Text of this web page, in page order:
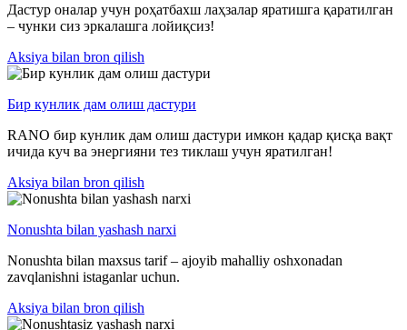
Дастур оналар учун роҳатбахш лаҳзалар яратишга қаратилган
– чунки сиз эркалашга лойиқсиз!
Aksiya bilan bron qilish
Бир кунлик дам олиш дастури
RANO бир кунлик дам олиш дастури имкон қадар қисқа вақт
ичида куч ва энергияни тез тиклаш учун яратилган!
Aksiya bilan bron qilish
Nonushta bilan yashash narxi
Nonushta bilan maxsus tarif – ajoyib mahalliy oshxonadan
zavqlanishni istaganlar uchun.
Aksiya bilan bron qilish